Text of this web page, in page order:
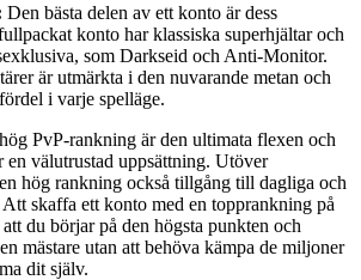
Den bästa delen av ett konto är dess
konto har klassiska superhjältar och
som Darkseid och Anti-Monitor.
är utmärkta i den nuvarande metan och
i varje spelläge.
PvP-rankning är den ultimata flexen och
en välutrustad uppsättning. Utöver
hög rankning också tillgång till dagliga och
skaffa ett konto med en topprankning på
du börjar på den högsta punkten och
mästare utan att behöva kämpa de miljoner
dit själv.